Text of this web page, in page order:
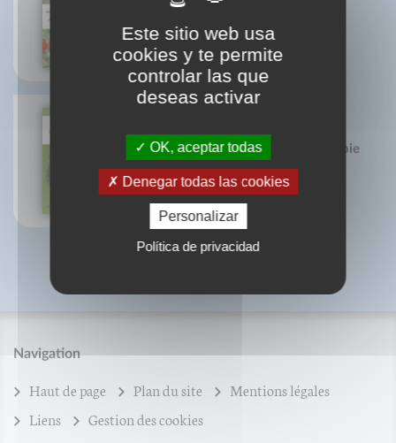
La herboristerìa
Patrice De Bonneval
Manuel pratique d'aromathérapie
au quotidien
Patrice De Bonneval
Navigation
Haut de page Plan du site
Mentions légales
Liens
Gestion des cookies
Este sitio web usa
cookies y te permite
controlar las que
deseas activar
OK, aceptar todas
Denegar todas las cookies
Personalizar
Política de privacidad